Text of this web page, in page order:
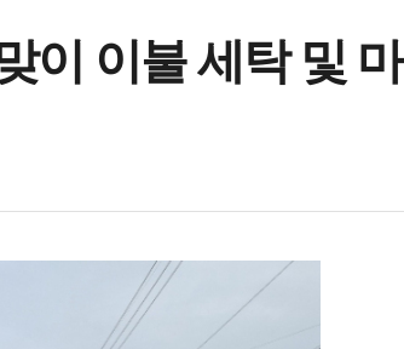
이 이불 세탁 및 마